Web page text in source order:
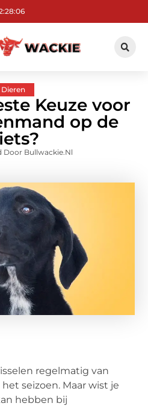
Dieren
Keuze voor
op de
Door Bullwackie.nl
regelmatig van
seizoen. Maar wist je
hebben bij